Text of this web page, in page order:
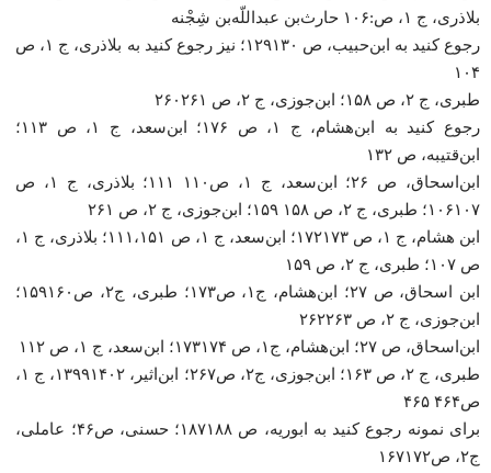
بلاذری، ج ۱، ص:۱۰۶ حارث‌بن عبداللّه‌بن شِجْنه
رجوع کنید به ابن‌حبیب، ص ۱۲۹۱۳۰؛ نیز رجوع کنید به بلاذری، ج ۱، ص
۱۰۴
طبری، ج ۲، ص ۱۵۸؛ ابن‌جوزی، ج ۲، ص ۲۶۰۲۶۱
رجوع کنید به ابن‌هشام، ج ۱، ص ۱۷۶؛ ابن‌سعد، ج ۱، ص ۱۱۳؛
ابن‌قتیبه، ص ۱۳۲
ابن‌اسحاق، ص ۲۶؛ ابن‌سعد، ج ۱، ص۱۱۰ ۱۱۱؛ بلاذری، ج ۱، ص
۱۰۶۱۰۷؛ طبری، ج ۲، ص ۱۵۸ ۱۵۹؛ ابن‌جوزی، ج ۲، ص ۲۶۱
ابن هشام، ج ۱، ص ۱۷۲۱۷۳؛ ابن‌سعد، ج ۱، ص ۱۱۱،۱۵۱؛ بلاذری، ج ۱،
ص ۱۰۷؛ طبری، ج ۲، ص ۱۵۹
ابن اسحاق، ص ۲۷؛ ابن‌هشام، ج۱، ص۱۷۳؛ طبری، ج۲، ص۱۵۹۱۶۰؛
ابن‌جوزی، ج ۲، ص ۲۶۲۲۶۳
ابن‌اسحاق، ص ۲۷؛ ابن‌هشام، ج۱، ص ۱۷۳۱۷۴؛ ابن‌سعد، ج ۱، ص ۱۱۲
طبری، ج ۲، ص ۱۶۳؛ ابن‌جوزی، ج۲، ص۲۶۷؛ ابن‌اثیر، ۱۳۹۹۱۴۰۲، ج ۱،
ص۴۶۴ ۴۶۵
برای نمونه رجوع کنید به ابوریه، ص ۱۸۷۱۸۸؛ حسنی، ص۴۶؛ عاملی،
ج۲، ص۱۶۷۱۷۲